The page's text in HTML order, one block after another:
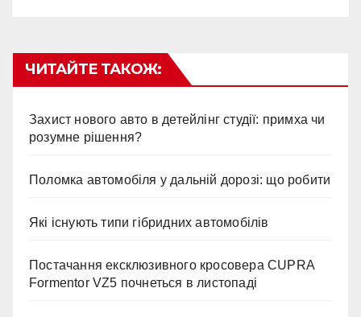
ЧИТАЙТЕ ТАКОЖ:
Захист нового авто в детейлінг студії: примха чи
розумне рішення?
Поломка автомобіля у дальній дорозі: що робити
Які існують типи гібридних автомобілів
Постачання ексклюзивного кросовера CUPRA
Formentor VZ5 почнеться в листопаді